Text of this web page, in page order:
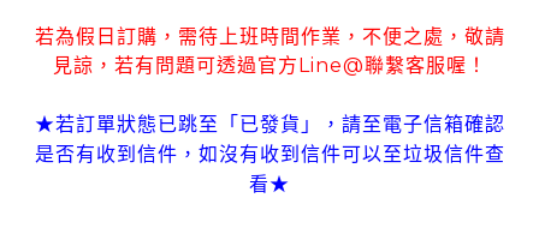
若為假日訂購 ， 需待上班時間作業 ， 不便之處 ， 敬請
見諒 ， 若有 問題可透過官方 Line@聯繫客服喔！
★若訂單狀態已跳至「已發貨」 ， 請至電子信箱確認
是否有收到信件 ， 如沒有收到信件可以至垃圾信件查
看★